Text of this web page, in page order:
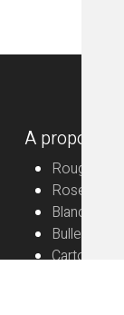
A propos
Rouge
Rosé
Blanc
Bulles
Cartons